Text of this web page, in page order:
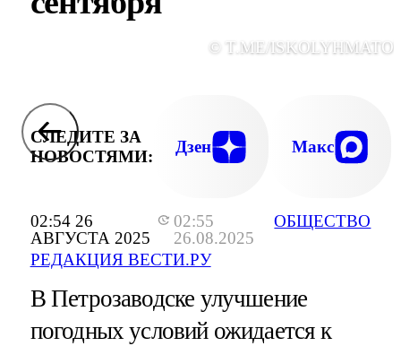
02:54 26
АВГУСТА 2025
02:55
26.08.2025
РЕДАКЦИЯ ВЕСТИ.РУ
ОБЩЕСТВО
© T.ME/
СЛЕДИТЕ ЗА
НОВОСТЯМИ:
Дзен Макс
В Петрозаводске улучшение
погодных условий ожидается к